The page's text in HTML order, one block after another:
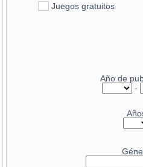
Juegos gratuitos
Año de
-
GeForce RTX 5090